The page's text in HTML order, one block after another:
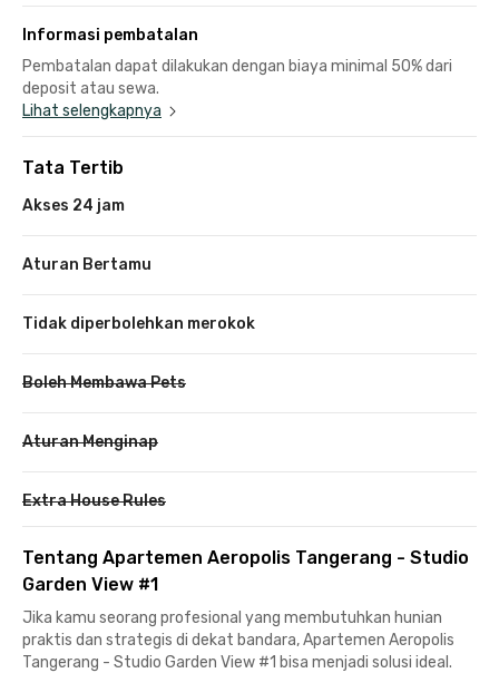
Informasi pembatalan
Pembatalan dapat dilakukan dengan biaya minimal 50% dari
deposit atau sewa.
Lihat selengkapnya
Tata Tertib
Akses 24 jam
Aturan Bertamu
Tidak diperbolehkan merokok
Boleh Membawa Pets
Aturan Menginap
Extra House Rules
Tentang Apartemen Aeropolis Tangerang - Studio
Garden View #1
Jika kamu seorang profesional yang membutuhkan hunian
praktis dan strategis di dekat bandara, Apartemen Aeropolis
Tangerang - Studio Garden View #1 bisa menjadi solusi ideal.